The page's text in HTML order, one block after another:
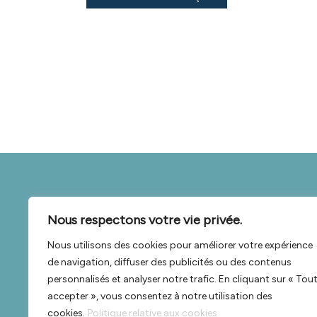
Nous respectons votre vie privée.
Nous utilisons des cookies pour améliorer votre expérience
de navigation, diffuser des publicités ou des contenus
personnalisés et analyser notre trafic. En cliquant sur « Tout
accepter », vous consentez à notre utilisation des
cookies. Politique relative aux cookies
Téléphone : 04 67 59 01 51